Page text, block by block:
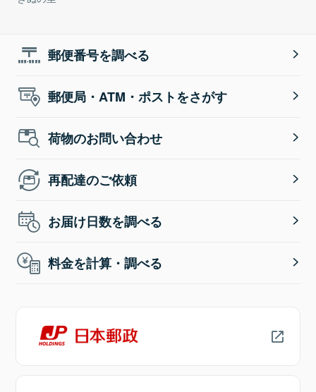
郵便番号を調べる
郵便局・ATM・ポストをさがす
荷物のお問い合わせ
再配達のご依頼
お届け日数を調べる
料金を計算・調べる